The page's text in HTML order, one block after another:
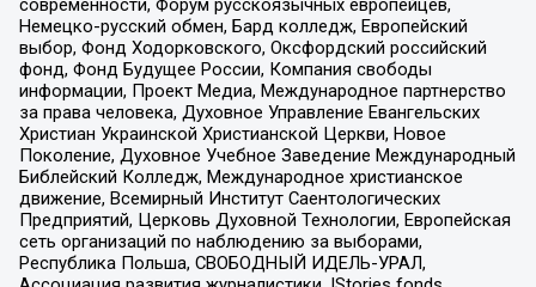
современности, Форум русскоязычных европейцев,
Немецко-русский обмен, Бард колледж, Европейский
выбор, Фонд Ходорковского, Оксфордский российский
фонд, Фонд Будущее России, Компания свободы
информации, Проект Медиа, Международное партнерство
за права человека, Духовное Управление Евангельских
Христиан Украинской Христианской Церкви, Новое
Поколение, Духовное Учебное Заведение Международный
Библейский Колледж, Международное христианское
движение, Всемирный Институт Саентологических
Предприятий, Церковь Духовной Технологии, Европейская
сеть организаций по наблюдению за выборами,
Республика Польша, СВОБОДНЫЙ ИДЕЛЬ-УРАЛ,